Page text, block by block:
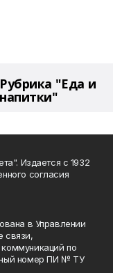
Рубрика "Еда и
напитки"
Издается с 1932
согласия
в Управлении
связи,
по
номер ПИ № ТУ